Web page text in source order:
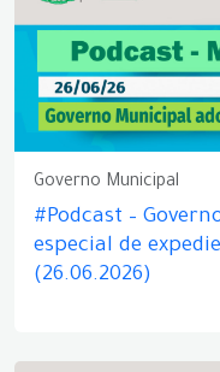
Governo Municipal
#Podcast –
especial de
(26.06.2026)